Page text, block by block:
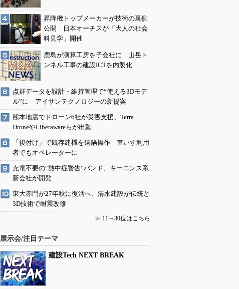
昇降機トップメーカーが技術の裏側
公開 日本オーチスが「大人の社会
科見学」開催
鹿島が演算工房を子会社に 山岳ト
ンネル工事の建設ICTを内製化
点群データを設計・維持管理で“使える3Dモデ
ル”に アイサンテクノロジーの新提案
熊本地震でドローン6社が災害支援、Terra
DroneやLiberawareらが出動
「後付け」で既存建機を遠隔操作 車いす利用
者でもオペレーターに
充電不要の“熱中症警告”バンド、キーエンス系
新会社が開発
東大赤門が27年秋に復活へ、清水建設が伝統と
3D技術で耐震改修
≫ 11～30位はこちら
展示会/注目テーマ
建設Tech NEXT BREAK